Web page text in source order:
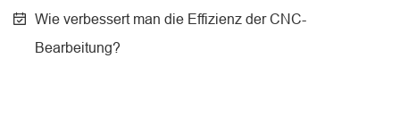
Wie verbessert man die Effizienz der CNC-
Bearbeitung?